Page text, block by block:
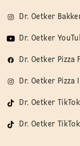
Dr. Oetker
Dr. Oetker
Dr. Oetker Pizza
Dr. Oetker Pizza
Dr. Oetker
Dr. Oetker